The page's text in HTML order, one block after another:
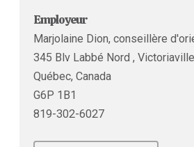
Employeur
Marjolaine Dion, conseillère
345 Blv Labbé Nord , Victoriaville
Québec, Canada
G6P 1B1
819-302-6027